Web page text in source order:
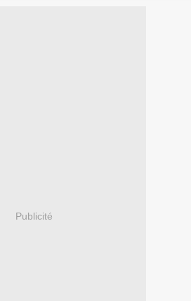
Publicité